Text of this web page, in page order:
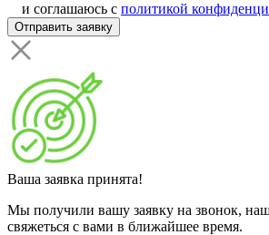
и соглашаюсь с политикой
Ваша заявка принята!
Мы получили вашу заявку на звонок,
свяжеться с вами в ближайшее время.